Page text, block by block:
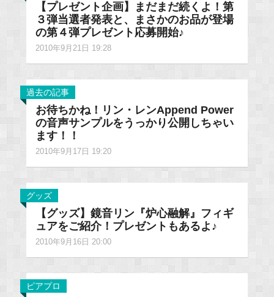
【プレゼント企画】まだまだ続くよ！第
３弾当選者発表と、まさかのお品が登場
の第４弾プレゼント応募開始♪
2010年9月21日 19:28
過去の記事
お待ちかね！リン・レンAppend Power
の音声サンプルをうっかり公開しちゃい
ます！！
2010年9月17日 19:20
グッズ
【グッズ】鏡音リン『炉心融解』フィギ
ュアをご紹介！プレゼントもあるよ♪
2010年9月16日 20:00
ピアプロ